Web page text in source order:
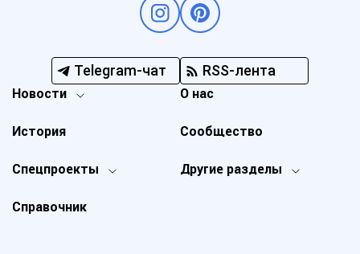
Telegram-чат RSS-лента
Новости
Спецпроекты Другие разделы
История
О нас
Справочник
Сообщество